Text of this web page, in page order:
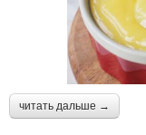
читать дальше →